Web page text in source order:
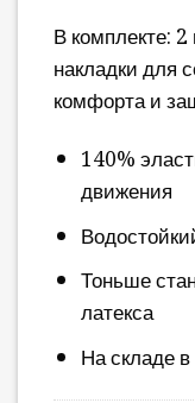
В комплекте:
накладки для
комфорта и
140%
движения
Тоньше
латекса
На складе